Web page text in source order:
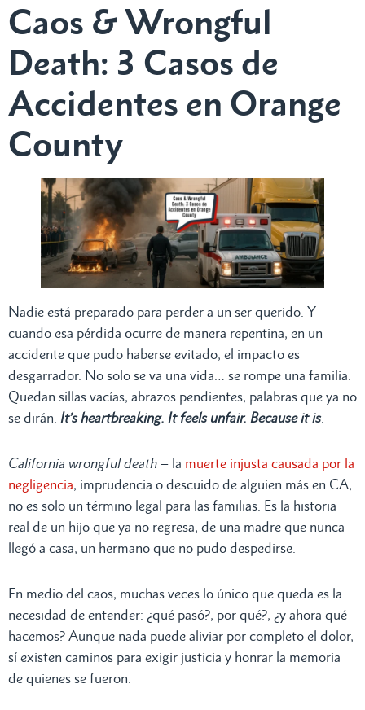
Caos & Wrongful
Death: 3 Casos de
Accidentes en Orange
County
Nadie está preparado para perder a un ser querido. Y
cuando esa pérdida ocurre de manera repentina, en un
accidente que pudo haberse evitado, el impacto es
desgarrador. No solo se va una vida… se rompe una familia.
Quedan sillas vacías, abrazos pendientes, palabras que ya no
se dirán. It’s heartbreaking. It feels unfair. Because it is.
California wrongful death – la muerte injusta causada por la
negligencia, imprudencia o descuido de alguien más en CA,
no es solo un término legal para las familias. Es la historia
real de un hijo que ya no regresa, de una madre que nunca
llegó a casa, un hermano que no pudo despedirse.
En medio del caos, muchas veces lo único que queda es la
necesidad de entender: ¿qué pasó?, por qué?, ¿y ahora qué
hacemos? Aunque nada puede aliviar por completo el dolor,
sí existen caminos para exigir justicia y honrar la memoria
de quienes se fueron.